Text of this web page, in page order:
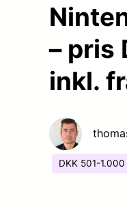
– pris
inkl.
DKK 501-1.000